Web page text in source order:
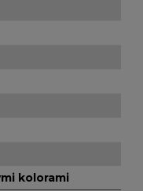
kolorami